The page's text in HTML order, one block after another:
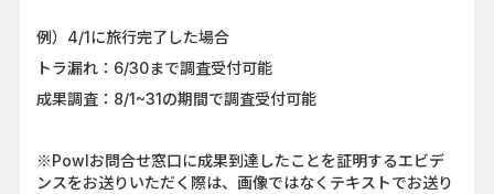
例）4/1に旅行完了した場合
トラ漏れ：6/30まで調査受付可能
成果調査：8/1~31の期間で調査受付可能
※Powlお問合せ窓口に成果到達したことを証明するエビデ
ンスをお送りいただく際は、画像ではなくテキストでお送り